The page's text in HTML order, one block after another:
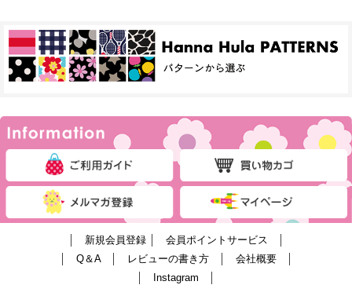
新規会員登録│ 会員ポイントサービス
Q＆A│ レビューの書き方│ 会社概要│
Instagram